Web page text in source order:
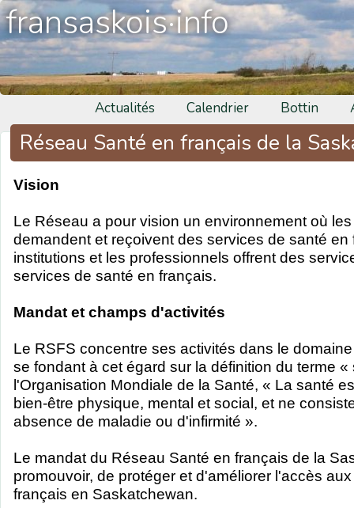
fransaskois·info
Actualités Calendrier Bottin
Réseau Santé en français de la
Vision
Le Réseau a pour vision un environnement où
demandent et reçoivent des services de santé en
institutions et les professionnels offrent des
services de santé en français.
Mandat et champs d'activités
Le RSFS concentre ses activités dans le
se fondant à cet égard sur la définition du terme
l'Organisation Mondiale de la Santé, « La santé
bien-être physique, mental et social, et ne
absence de maladie ou d'infirmité ».
Le mandat du Réseau Santé en français de la
promouvoir, de protéger et d'améliorer l'accès
français en Saskatchewan.